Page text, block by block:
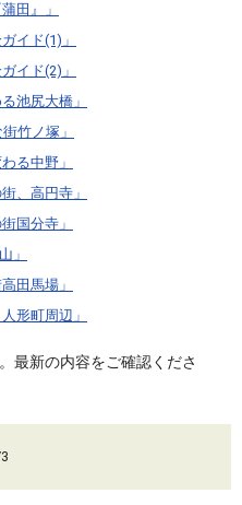
田』」
イド(1)」
イド(2)」
池尻大橋」
竹ノ塚」
る中野」
、高円寺」
国分寺」
」
田馬場」
形町周辺」
最新の内容をご確認くださ
3